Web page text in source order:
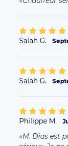
Salah G.
Salah G.
Philippe M.
M. Dias est